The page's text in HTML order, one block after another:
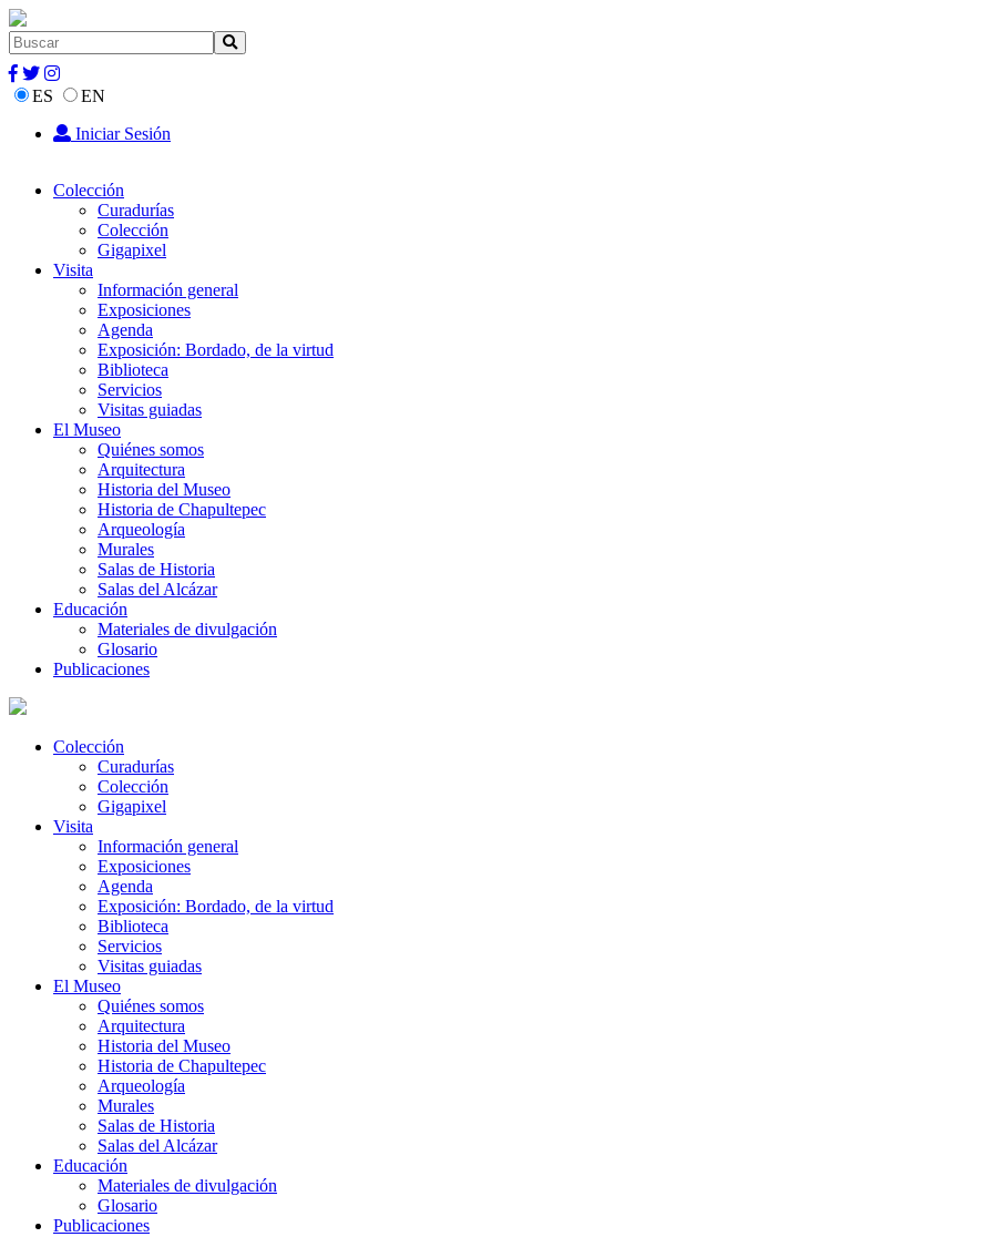
ES
EN
Iniciar Sesión
Colección
Curadurías
Colección
Gigapixel
Visita
Información general
Exposiciones
Agenda
Exposición: Bordado, de la virtud
Biblioteca
Servicios
Visitas guiadas
El Museo
Quiénes somos
Arquitectura
Historia del Museo
Historia de Chapultepec
Arqueología
Murales
Salas de Historia
Salas del Alcázar
Educación
Materiales de divulgación
Glosario
Publicaciones
Colección
Curadurías
Colección
Gigapixel
Visita
Información general
Exposiciones
Agenda
Exposición: Bordado, de la virtud
Biblioteca
Servicios
Visitas guiadas
El Museo
Quiénes somos
Arquitectura
Historia del Museo
Historia de Chapultepec
Arqueología
Murales
Salas de Historia
Salas del Alcázar
Educación
Materiales de divulgación
Glosario
Publicaciones